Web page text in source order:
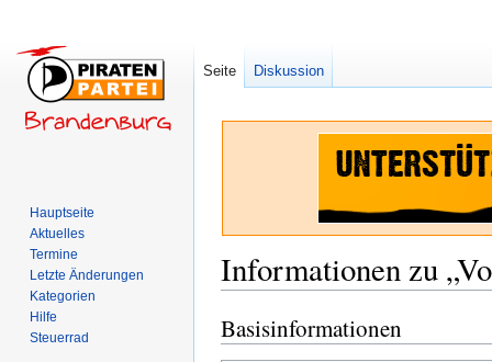
Informationen zu
Zur
Navigation
Zur
Suche
Basisinformationen
Seite Diskussion
Hauptseite
Aktuelles
Termine
Letzte Änderungen
Kategorien
Hilfe
Steuerrad